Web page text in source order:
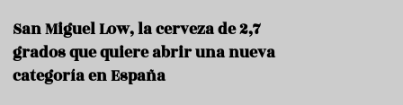
e
s
San Miguel Low, la cerveza de 2,7
grados que quiere abrir una nueva
categoría en España